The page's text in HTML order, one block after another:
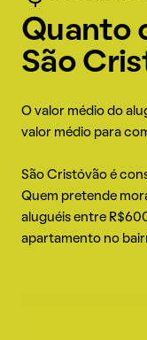
Quanto
São
O valor médio do
valor médio para
São Cristóvão é
Quem pretende
aluguéis entre
apartamento no